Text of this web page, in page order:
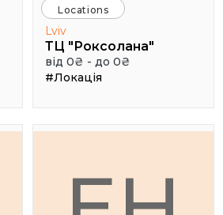
Locations
Lviv
ТЦ "Роксолана"
від 0₴ - до 0₴
#Локація